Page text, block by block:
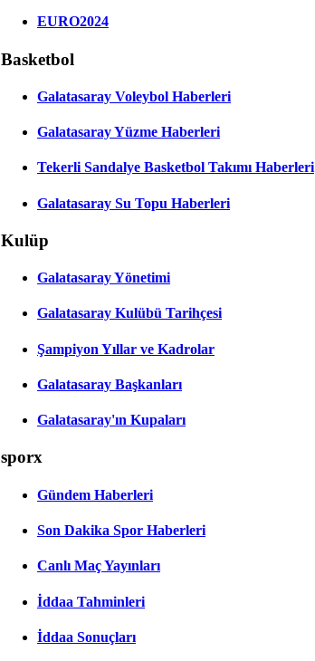
EURO2024
Basketbol
Galatasaray Voleybol Haberleri
Galatasaray Yüzme Haberleri
Tekerli Sandalye Basketbol Takımı Haberleri
Galatasaray Su Topu Haberleri
Kulüp
Galatasaray Yönetimi
Galatasaray Kulübü Tarihçesi
Şampiyon Yıllar ve Kadrolar
Galatasaray Başkanları
Galatasaray'ın Kupaları
sporx
Gündem Haberleri
Son Dakika Spor Haberleri
Canlı Maç Yayınları
İddaa Tahminleri
İddaa Sonuçları